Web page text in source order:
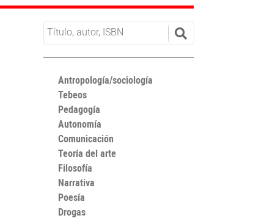
Antropología/sociología
Tebeos
Pedagogía
Autonomía
Comunicación
Teoría del arte
Filosofía
Narrativa
Poesía
Drogas